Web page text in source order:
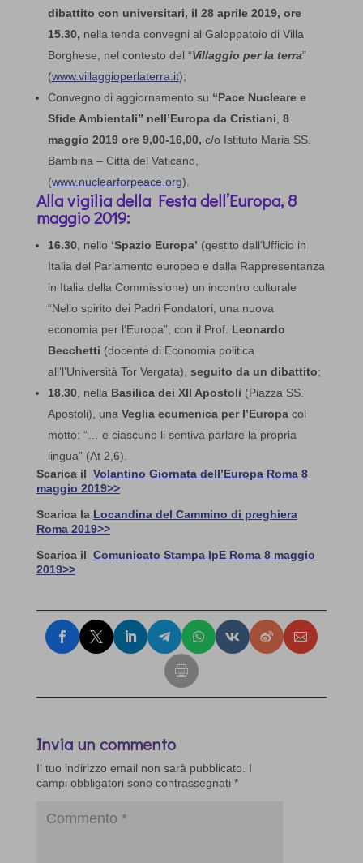
dibattito con universitari, il 28 aprile 2019, ore
15.30, nella tenda convegni al Galoppatoio di Villa
Borghese, nel contesto del “Villaggio per la terra”
(www.villaggioperlaterra.it);
Convegno di aggiornamento su “Pace Nucleare e
Sfide Ambientali” nell’Europa da Cristiani, 8
maggio 2019 ore 9,00-16,00, c/o Istituto Maria SS.
Bambina – Città del Vaticano,
(www.nuclearforpeace.org).
Alla vigilia della Festa dell’Europa, 8
maggio 2019:
16.30, nello ‘Spazio Europa’ (gestito dall’Ufficio in
Italia del Parlamento europeo e dalla Rappresentanza
in Italia della Commissione) un incontro culturale
“Nello spirito dei Padri Fondatori, una nuova
economia per l’Europa”, con il Prof. Leonardo
Becchetti (docente di Economia politica
all’l’Università Tor Vergata), seguito da un dibattito;
18.30, nella Basilica dei XII Apostoli (Piazza SS.
Apostoli), una Veglia ecumenica per l’Europacol
motto: “… e ciascuno li sentiva parlare la propria
lingua” (At 2,6).
Scarica il Volantino Giornata dell’Europa Roma 8
maggio 2019>>
Scarica la Locandina del Cammino di preghiera
Roma 2019>>
Scarica il Comunicato Stampa IpE Roma 8 maggio
2019>>
Invia un commento
Il tuo indirizzo email non sarà pubblicato.
I
campi obbligatori sono contrassegnati *